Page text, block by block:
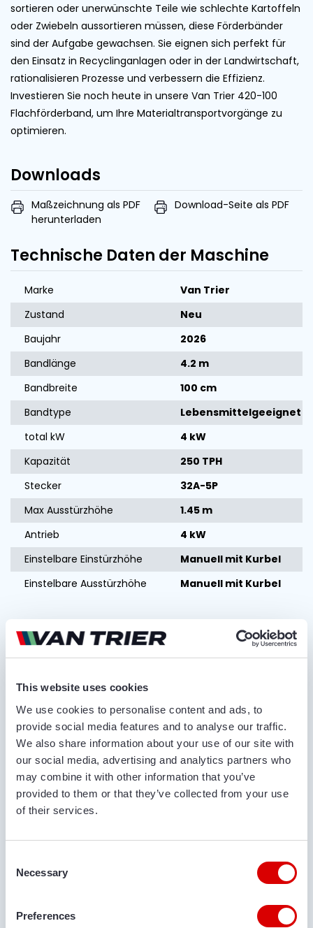
This website uses cookies
We use cookies to personalise content and ads, to
provide social media features and to analyse our traffic.
We also share information about your use of our site with
our social media, advertising and analytics partners who
may combine it with other information that you’ve
provided to them or that they’ve collected from your use
of their services.
Selection
Necessary
Preferences
sortieren oder unerwünschte Teile wie schlechte Kartoffeln
oder Zwiebeln aussortieren müssen, diese Förderbänder
sind der Aufgabe gewachsen. Sie eignen sich perfekt für
den Einsatz in Recyclinganlagen oder in der Landwirtschaft,
rationalisieren Prozesse und verbessern die Effizienz.
Investieren Sie noch heute in unsere Van Trier 420-100
Flachförderband, um Ihre Materialtransportvorgänge zu
optimieren.
Downloads
Maßzeichnung als PDF
herunterladen
Download-Seite als PDF
Technische Daten der Maschine
Marke
Van Trier
Zustand
Neu
Baujahr
2026
Bandlänge
4.2 m
Bandbreite
100 cm
Bandtype
Lebensmittelgeeignet
total kW
4 kW
Kapazität
250 TPH
Stecker
32A-5P
Max Ausstürzhöhe
1.45 m
Antrieb
4 kW
Einstelbare Einstürzhöhe
Manuell mit Kurbel
Einstelbare Ausstürzhöhe
Manuell mit Kurbel
Angebot anfordern
NAME DES UNTERNEHMENS
RUFNUMMER